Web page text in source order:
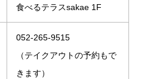
食べるテラスsakae 1F
052-265-9515
（テイクアウトの予約もで
きます）